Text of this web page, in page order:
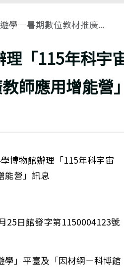
學—暑期數位教材推廣...
「115年科宇
師應用增能營」
博物館辦理「115年科宇宙
能營」訊息
25日館發字第1150004123號
學」平臺及「因材網－科博館